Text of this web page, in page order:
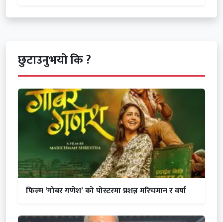
छुटाउनुभयो कि ?
फिल्म ‘गोबर गणेश’ को पोस्टरमा प्रशन्न मरिचमान र वर्षा